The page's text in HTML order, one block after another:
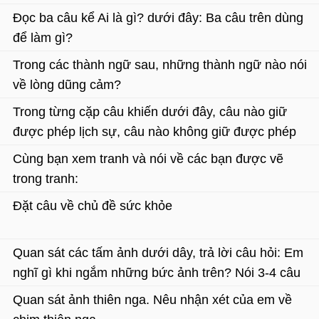
miêu tả mức độ cao của cái đẹp.
Đọc ba câu kể Ai là gì? dưới đây: Ba câu trên dùng
để làm gì?
Trong các thành ngữ sau, những thành ngữ nào nói
về lòng dũng cảm?
Trong từng cặp câu khiến dưới đây, câu nào giữ
được phép lịch sự, câu nào không giữ được phép
lịch sự? Vì sao?
Cùng bạn xem tranh và nói về các bạn được vẽ
trong tranh:
Đặt câu về chủ đề sức khỏe
Quan sát các tấm ảnh dưới dây, trả lời câu hỏi: Em
nghĩ gì khi ngắm những bức ảnh trên? Nói 3-4 câu
về hình ảnh đẹp trong một tấm ảnh ở trên hoặc
trong tranh ảnh em sưu tầm
Quan sát ảnh thiên nga. Nêu nhận xét của em về